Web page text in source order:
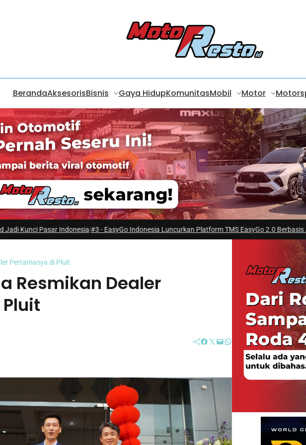
BerandaAksesorisBisnis Gaya HidupKomunitasMobil Motor
Indonesia|#3 -EasyGo Indonesia Luncurkan Platform TMS EasyGo 2.0 Berbasis AI|#4 -Honda
Pertamanya di Pluit
Resmikan Dealer
Facebook Twitter Mail WhatsApp